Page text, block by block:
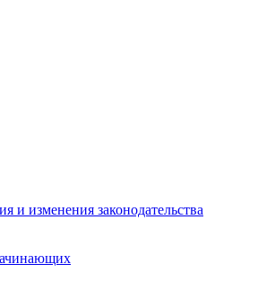
и изменения законодательства